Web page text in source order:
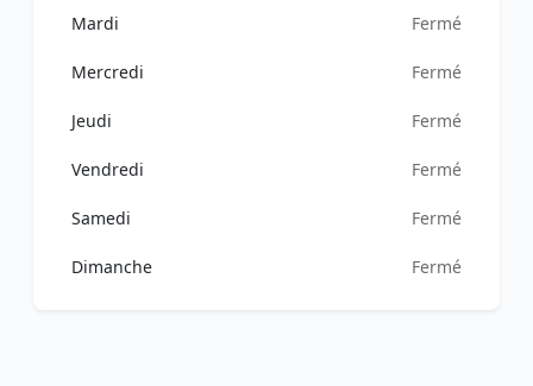
Mardi Fermé
Mercredi Fermé
Jeudi Fermé
Vendredi Fermé
Samedi Fermé
Dimanche Fermé